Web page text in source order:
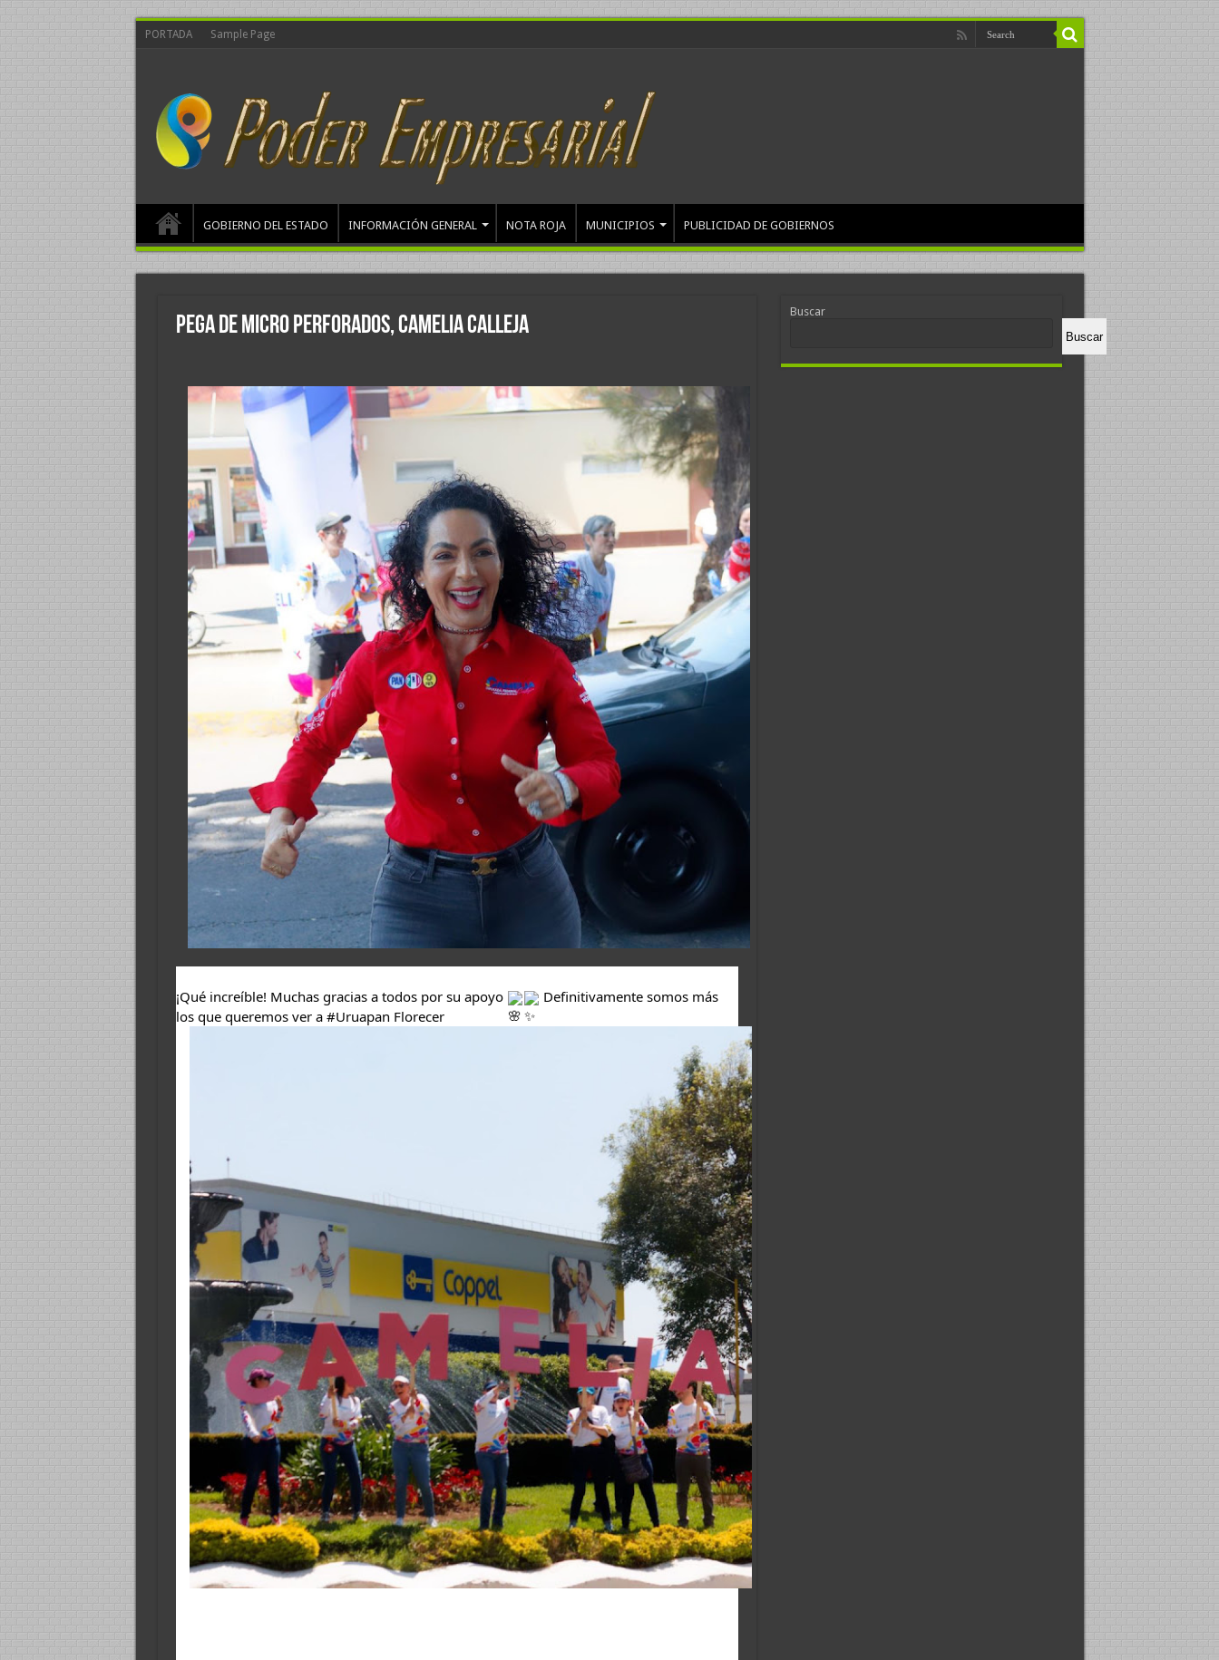
PORTADA Sample Page
GOBIERNO DEL ESTADO INFORMACIÓN GENERAL NOTA ROJA MUNICIPIOS PUBLICIDAD DE GOBIERNOS
Pega de Micro perforados, Camelia Calleja
¡Qué increíble! Muchas gracias a todos por su apoyo
Definitivamente somos más
los que queremos ver a #Uruapan Florecer
Buscar
Buscar